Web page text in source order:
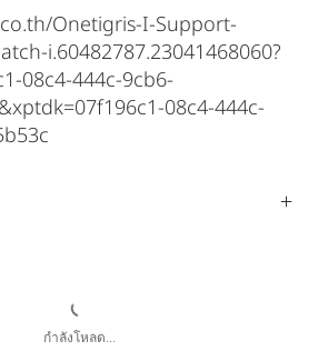
Onetigris-I-Support-
i.60482787.23041468060?
08c4-444c-9cb6-
08c4-444c-
กำลังโหลด...